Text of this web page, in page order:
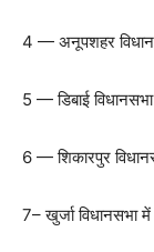
4 — अनूपशहर
5 — डिबाई
6 — शिकारपुर
7– खुर्जा विधानसभा